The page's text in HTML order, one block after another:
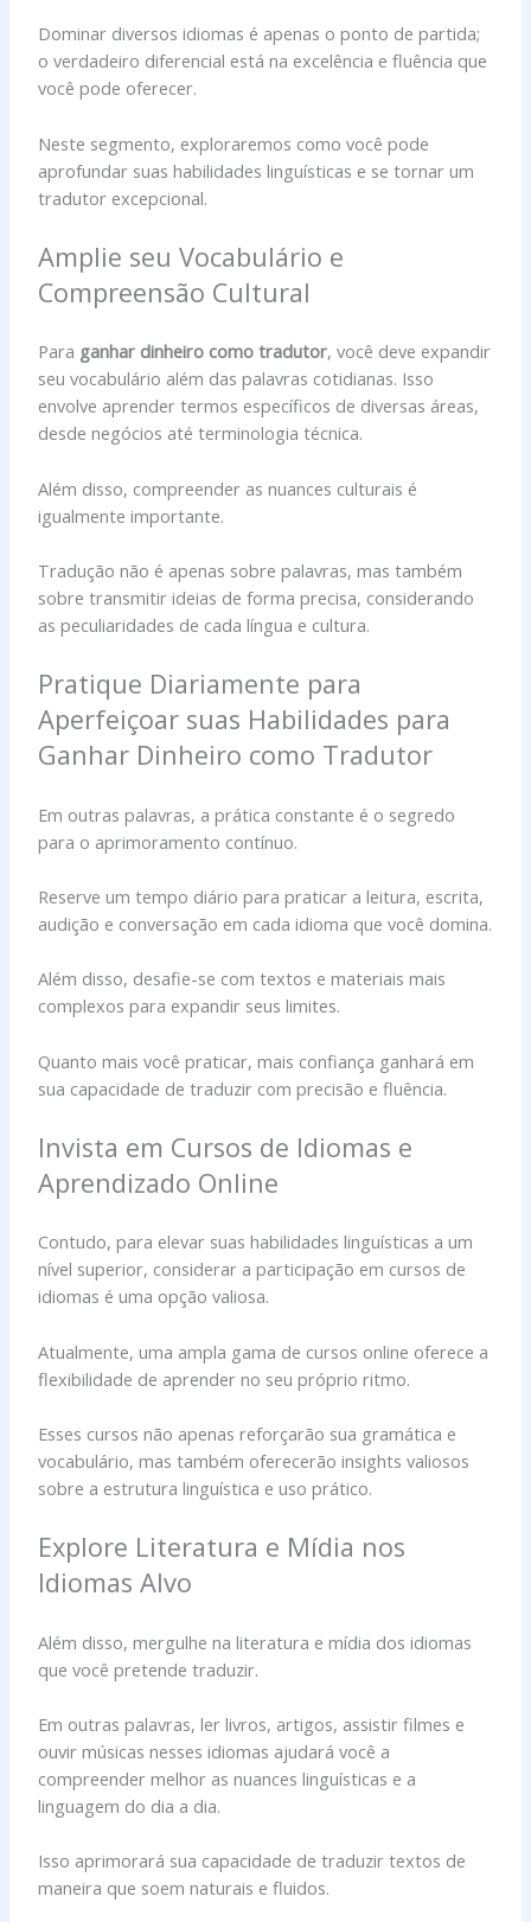
Dominar diversos idiomas é apenas o ponto de partida;
o verdadeiro diferencial está na excelência e fluência que
você pode oferecer.
Neste segmento, exploraremos como você pode
aprofundar suas habilidades linguísticas e se tornar um
tradutor excepcional.
Amplie seu Vocabulário e
Compreensão Cultural
Para ganhar dinheiro como tradutor, você deve expandir
seu vocabulário além das palavras cotidianas. Isso
envolve aprender termos específicos de diversas áreas,
desde negócios até terminologia técnica.
Além disso, compreender as nuances culturais é
igualmente importante.
Tradução não é apenas sobre palavras, mas também
sobre transmitir ideias de forma precisa, considerando
as peculiaridades de cada língua e cultura.
Pratique Diariamente para
Aperfeiçoar suas Habilidades para
Ganhar Dinheiro como Tradutor
Em outras palavras, a prática constante é o segredo
para o aprimoramento contínuo.
Reserve um tempo diário para praticar a leitura, escrita,
audição e conversação em cada idioma que você domina.
Além disso, desafie-se com textos e materiais mais
complexos para expandir seus limites.
Quanto mais você praticar, mais confiança ganhará em
sua capacidade de traduzir com precisão e fluência.
Invista em Cursos de Idiomas e
Aprendizado Online
Contudo, para elevar suas habilidades linguísticas a um
nível superior, considerar a participação em cursos de
idiomas é uma opção valiosa.
Atualmente, uma ampla gama de cursos online oferece a
flexibilidade de aprender no seu próprio ritmo.
Esses cursos não apenas reforçarão sua gramática e
vocabulário, mas também oferecerão insights valiosos
sobre a estrutura linguística e uso prático.
Explore Literatura e Mídia nos
Idiomas Alvo
Além disso, mergulhe na literatura e mídia dos idiomas
que você pretende traduzir.
Em outras palavras, ler livros, artigos, assistir filmes e
ouvir músicas nesses idiomas ajudará você a
compreender melhor as nuances linguísticas e a
linguagem do dia a dia.
Isso aprimorará sua capacidade de traduzir textos de
maneira que soem naturais e fluidos.